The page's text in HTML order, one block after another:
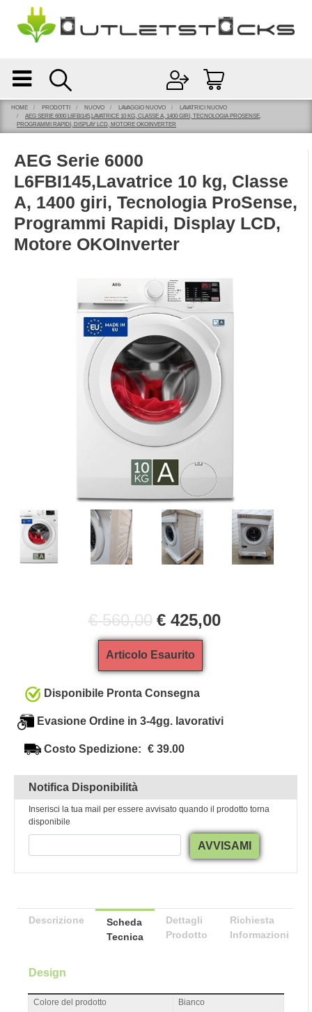
Open menu
HOME PRODOTTI NUOVO LAVAGGIO NUOVO
LAVATRICI NUOVO
AEG SERIE 6000 L6FBI145,LAVATRICE 10 KG, CLASSE A, 1400 GIRI, TECNOLOGIA PROSENSE,
PROGRAMMI RAPIDI, DISPLAY LCD, MOTORE OKOINVERTER
AEG Serie 6000
L6FBI145,Lavatrice 10 kg, Classe
A, 1400 giri, Tecnologia ProSense,
Programmi Rapidi, Display LCD,
Motore OKOInverter
€ 560,00 € 425,00
Articolo Esaurito
Disponibile Pronta Consegna
Evasione Ordine in 3-4gg. lavorativi
Costo Spedizione: € 39.00
Notifica Disponibilità
Inserisci la tua mail per essere avvisato quando il prodotto torna
disponibile
AVVISAMI
Descrizione
Scheda
Tecnica
Dettagli
Prodotto
Richiesta
Informazioni
Design
Colore del prodotto Bianco